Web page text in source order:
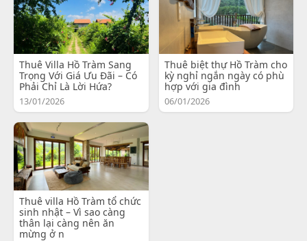
Thuê Villa Hồ Tràm Sang
Trọng Với Giá Ưu Đãi – Có
Phải Chỉ Là Lời Hứa?
13/01/2026
Thuê biệt thự Hồ Tràm cho
kỳ nghỉ ngắn ngày có phù
hợp với gia đình
06/01/2026
Thuê villa Hồ Tràm tổ chức
sinh nhật – Vì sao càng
thân lại càng nên ăn
mừng ở n